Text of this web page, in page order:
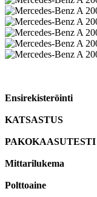
Ensirekisteröinti
KATSASTUS
PAKOKAASUTESTI
Mittarilukema
Polttoaine